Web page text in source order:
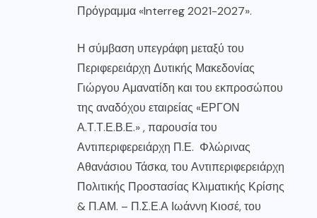
Πρόγραμμα «Interreg 2021-2027».
Η σύμβαση υπεγράφη μεταξύ του
Περιφερειάρχη Δυτικής Μακεδονίας
Γιώργου Αμανατίδη και του εκπροσώπου
της αναδόχου εταιρείας «ΕΡΓΟΝ
Α.Τ.Τ.Ε.Β.Ε.» , παρουσία του
Αντιπεριφερειάρχη Π.Ε. Φλώρινας
Αθανάσιου Τάσκα, του Αντιπεριφερειάρχη
Πολιτικής Προστασίας Κλιματικής Κρίσης
& Π.ΑΜ. – Π.Σ.Ε.Α Ιωάννη Κιοσέ, του